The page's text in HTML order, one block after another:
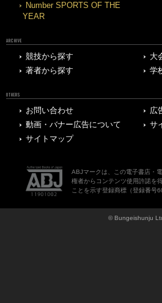
Number SPORTS OF THE
YEAR
ARCHIVE
競技から探す
大
著者から探す
学
OTHERS
お問い合わせ
広
動画・バナー広告について
サ
サイトマップ
ABJマークは、この電子書店・
権者からコンテンツ使用許諾を
ことを示す登録商標（登録番号
© Bungeishunju